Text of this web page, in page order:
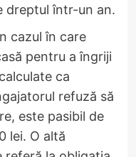
dreptul într-un an.
cazul în care
pentru a îngriji
ca
refuză să
este pasibil de
lei. O altă